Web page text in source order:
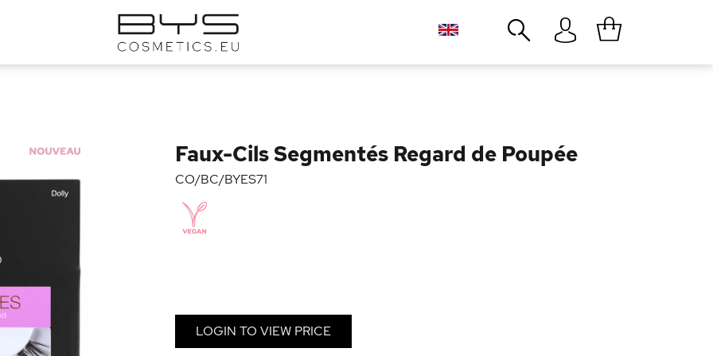
Faux-Cils Segmentés Regard de Poupée
CO/BC/BYES71
LOGIN TO VIEW PRICE